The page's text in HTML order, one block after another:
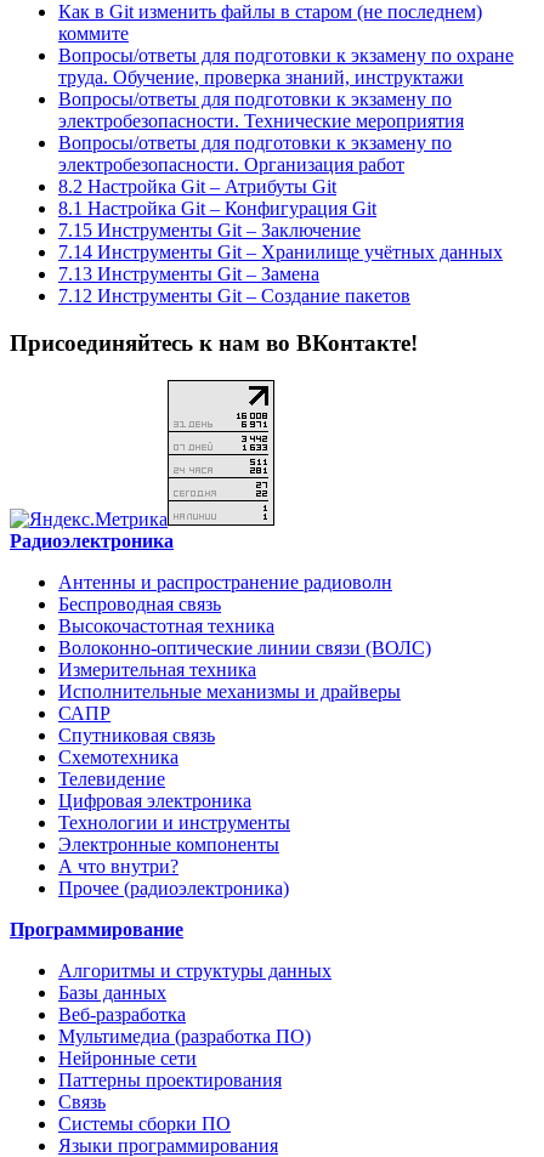
Как в Git изменить файлы в старом (не последнем)
коммите
Вопросы/ответы для подготовки к экзамену по охране
труда. Обучение, проверка знаний, инструктажи
Вопросы/ответы для подготовки к экзамену по
электробезопасности. Технические мероприятия
Вопросы/ответы для подготовки к экзамену по
электробезопасности. Организация работ
8.2 Настройка Git – Атрибуты Git
8.1 Настройка Git – Конфигурация Git
7.15 Инструменты Git – Заключение
7.14 Инструменты Git – Хранилище учётных данных
7.13 Инструменты Git – Замена
7.12 Инструменты Git – Создание пакетов
Присоединяйтесь к нам во ВКонтакте!
Радиоэлектроника
Антенны и распространение радиоволн
Беспроводная связь
Высокочастотная техника
Волоконно-оптические линии связи (ВОЛС)
Измерительная техника
Исполнительные механизмы и драйверы
САПР
Спутниковая связь
Схемотехника
Телевидение
Цифровая электроника
Технологии и инструменты
Электронные компоненты
А что внутри?
Прочее (радиоэлектроника)
Программирование
Алгоритмы и структуры данных
Базы данных
Веб-разработка
Мультимедиа (разработка ПО)
Нейронные сети
Паттерны проектирования
Связь
Системы сборки ПО
Языки программирования